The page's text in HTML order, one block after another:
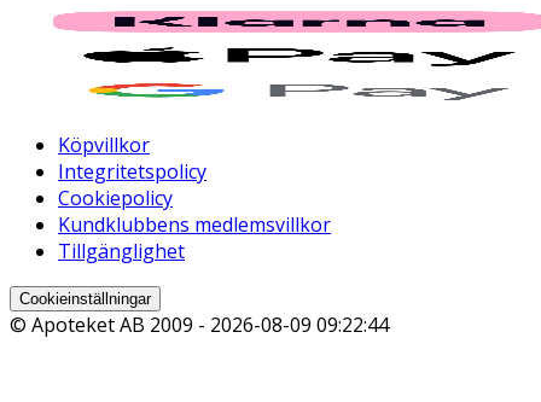
Köpvillkor
Integritetspolicy
Cookiepolicy
Kundklubbens medlemsvillkor
Tillgänglighet
Cookieinställningar
© Apoteket AB 2009 - 2026-08-09 09:22:44